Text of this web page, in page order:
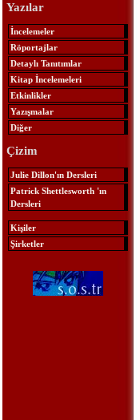
Yazılar
İncelemeler
Röportajlar
Detaylı Tanıtımlar
Kitap İncelemeleri
Etkinlikler
Yazışmalar
Diğer
Çizim
Julie Dillon'ın Dersleri
Patrick Shettlesworth 'ın
Dersleri
Kişiler
Şirketler